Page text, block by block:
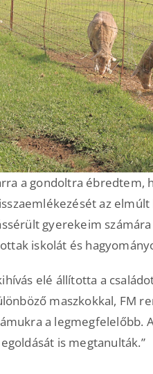
a gondoltra ébredtem,
az
gyerekeim számára
iskolát és
elé állította a
maszkokkal, FM
a legmegfelelőbb.
is megtanulták.”